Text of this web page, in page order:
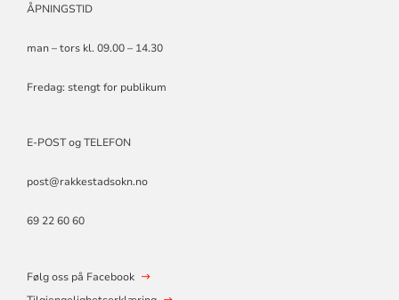
ÅPNINGSTID
man – tors kl. 09.00 – 14.30
Fredag: stengt for publikum
E-POST og TELEFON
post@rakkestadsokn.no
69 22 60 60
Følg oss på Facebook